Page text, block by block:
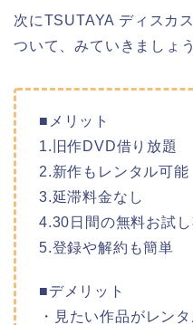
次にTSUTAYA ディスカ
ついて、みていきましょう
■メリット
1.旧作DVD借り放題
2.新作もレンタル可能
3.延滞料金なし
4.30日間の無料お試し
5.登録や解約も簡単
■デメリット
・見たい作品がレン